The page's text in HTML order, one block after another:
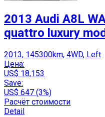
2013 Audi A8L
quattro luxury
2013, 145300km, 4WD, Left
Цена:
US$ 18,153
Save:
US$ 647 (3%)
Расчёт стоимости
Detail